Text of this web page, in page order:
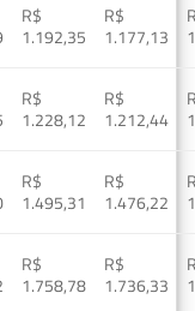
R$
1.192,35
R$
1.177,13
R$
1.228,12
R$
1.212,44
R$
1.495,31
R$
1.476,22
R$
1.758,78
R$
1.736,33